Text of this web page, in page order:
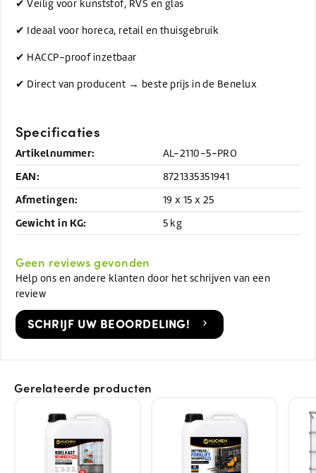
✔ Veilig voor kunststof, RVS en glas
✔ Ideaal voor horeca, retail en thuisgebruik
✔ HACCP-proof inzetbaar
✔ Direct van producent → beste prijs in de Benelux
Specificaties
Artikelnummer: AL-2110-5-PRO
EAN: 8721335351941
Afmetingen: 19 x 15 x 25
Gewicht in KG: 5 kg
Geen reviews gevonden
Help ons en andere klanten door het schrijven van een
review
SCHRIJF UW BEOORDELING!
Gerelateerde producten